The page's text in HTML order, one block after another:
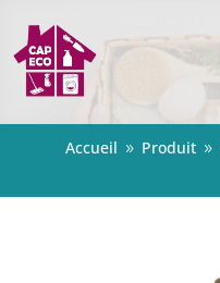
Accueil 9 Produit 9